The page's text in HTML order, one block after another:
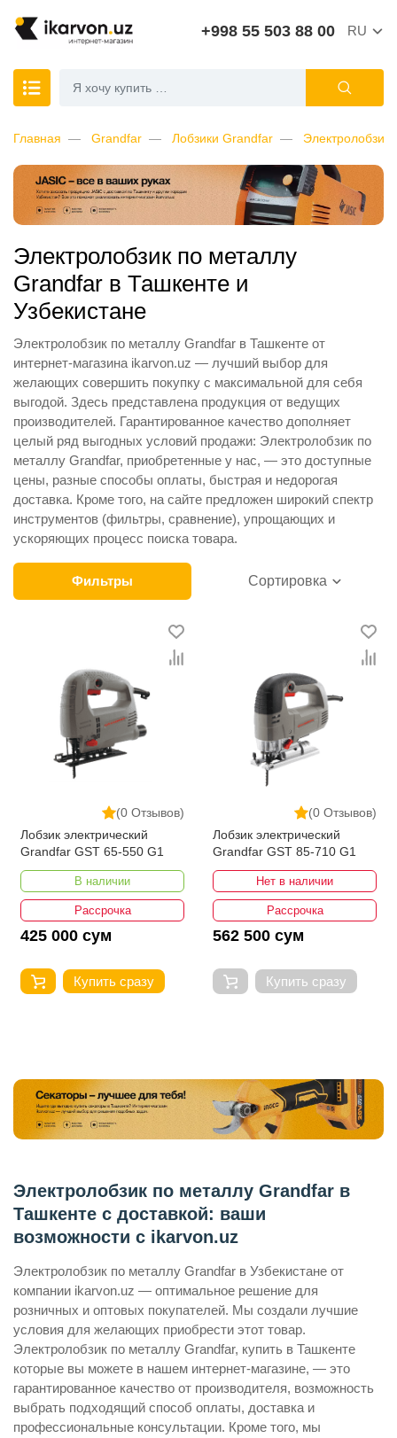
+998 55 503 88 00 RU
Главная Grandfar Лобзики Grandfar
Электролобзик по металлу
Grandfar в Ташкенте и
Узбекистане
Электролобзик по металлу Grandfar в Ташкенте от
интернет-магазина ikarvon.uz — лучший выбор для
желающих совершить покупку с максимальной для себя
выгодой. Здесь представлена продукция от ведущих
производителей. Гарантированное качество дополняет
целый ряд выгодных условий продажи: Электролобзик по
металлу Grandfar, приобретенные у нас, — это доступные
цены, разные способы оплаты, быстрая и недорогая
доставка. Кроме того, на сайте предложен широкий спектр
инструментов (фильтры, сравнение), упрощающих и
ускоряющих процесс поиска товара.
Фильтры Сортировка
(0 Отзывов)
Лобзик электрический
Grandfar GST 65-550 G1
В наличии
Рассрочка
425 000 сум
Купить сразу
(0 Отзывов)
Лобзик электрический
Grandfar GST 85-710 G1
Нет в наличии
Рассрочка
562 500 сум
Купить сразу
Электролобзик по металлу Grandfar в
Ташкенте с доставкой: ваши
возможности с ikarvon.uz
Электролобзик по металлу Grandfar в Узбекистане от
компании ikarvon.uz — оптимальное решение для
розничных и оптовых покупателей. Мы создали лучшие
условия для желающих приобрести этот товар.
Электролобзик по металлу Grandfar, купить в Ташкенте
которые вы можете в нашем интернет-магазине, — это
гарантированное качество от производителя, возможность
выбрать подходящий способ оплаты, доставка и
профессиональные консультации. Кроме того, мы